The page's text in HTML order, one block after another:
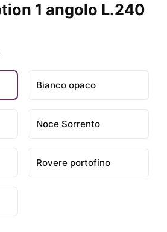
1 angolo L.240
Bianco opaco
Noce Sorrento
Rovere portofino